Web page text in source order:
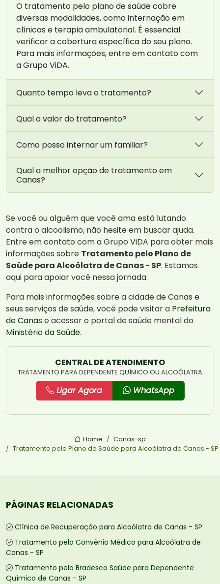
O tratamento pelo plano de saúde cobre
diversas modalidades, como internação em
clínicas e terapia ambulatorial. É essencial
verificar a cobertura específica do seu plano.
Para mais informações, entre em contato com
a Grupo ViDA.
Quanto tempo leva o tratamento?
Qual o valor do tratamento?
Como posso internar um familiar?
Qual a melhor opção de tratamento em
Canas?
Se você ou alguém que você ama está lutando
contra o alcoolismo, não hesite em buscar ajuda.
Entre em contato com a Grupo ViDA para obter mais
informações sobre Tratamento pelo Plano de
Saúde para Alcoólatra de Canas - SP. Estamos
aqui para apoiar você nessa jornada.
Para mais informações sobre a cidade de Canas e
seus serviços de saúde, você pode visitar a Prefeitura
de Canase acessar o portal de saúde mental do
Ministério da Saúde.
CENTRAL DE ATENDIMENTO
TRATAMENTO PARA DEPENDENTE QUÍMICO OU ALCOÓLATRA
Ligar Agora WhatsApp
Home
Canas-sp
Tratamento pelo Plano de Saúde para Alcoólatra de Canas - SP
PÁGINAS RELACIONADAS
Clínica de Recuperação para Alcoólatra de Canas - SP
Tratamento pelo Convênio Médico para Alcoólatra de
Canas - SP
Tratamento pelo Bradesco Saúde para Dependente
Químico de Canas - SP